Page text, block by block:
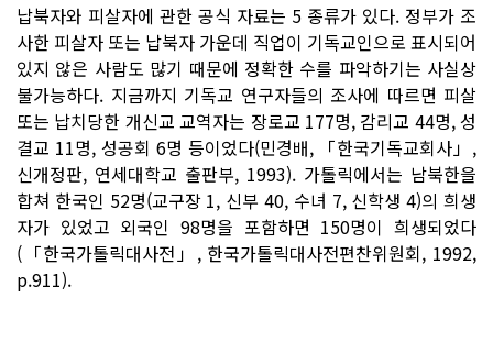
납북자와 피살자에 관한 공식 자료는 5 종류가 있다. 정부가 조
사한 피살자 또는 납북자 가운데 직업이 기독교인으로 표시되어
있지 않은 사람도 많기 때문에 정확한 수를 파악하기는 사실상
불가능하다. 지금까지 기독교 연구자들의 조사에 따르면 피살
또는 납치당한 개신교 교역자는 장로교 177명, 감리교 44명, 성
결교 11명, 성공회 6명 등이었다(민경배, 「한국기독교회사」,
신개정판, 연세대학교 출판부, 1993). 가톨릭에서는 남북한을
합쳐 한국인 52명(교구장 1, 신부 40, 수녀 7, 신학생 4)의 희생
자가 있었고 외국인 98명을 포함하면 150명이 희생되었다
(「한국가톨릭대사전」, 한국가톨릭대사전편찬위원회, 1992,
p.911).